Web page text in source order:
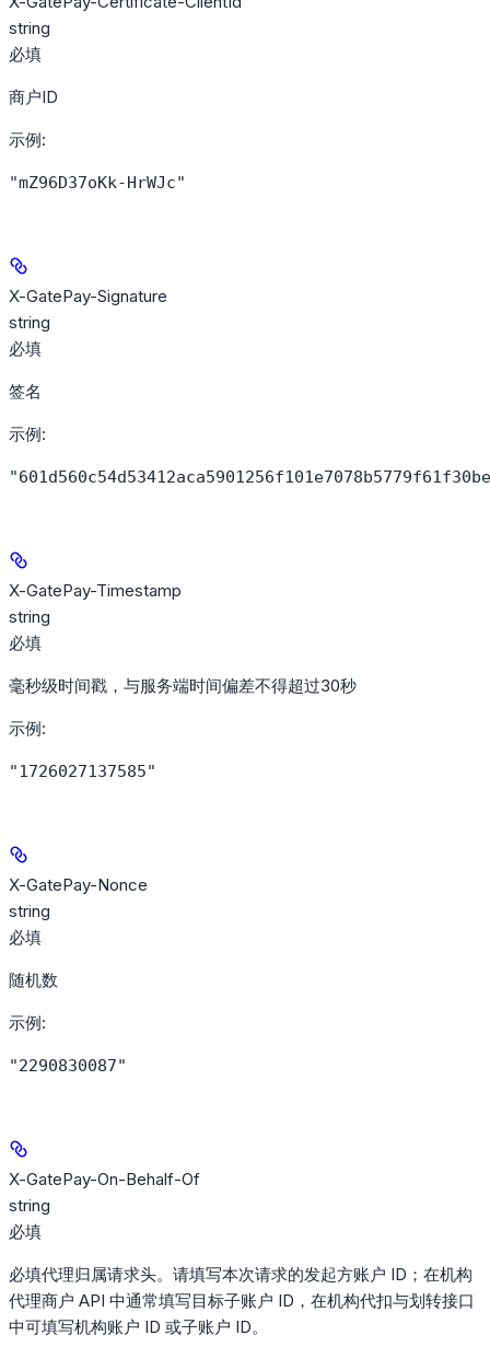
string
必填
商户ID
示例:
"mZ96D37oKk-HrWJc"
X-GatePay-Signature
string
必填
签名
示例:
X-GatePay-Timestamp
string
必填
毫秒级时间戳，与服务端时间偏差不得超过30秒
示例:
"1726027137585"
X-GatePay-Nonce
string
必填
随机数
示例:
"2290830087"
X-GatePay-On-Behalf-Of
string
必填
必填代理归属请求头。请填写本次请求的发起方账户 ID；在机构
代理商户 API 中通常填写目标子账户 ID，在机构代扣与划转接口
中可填写机构账户 ID 或子账户 ID。